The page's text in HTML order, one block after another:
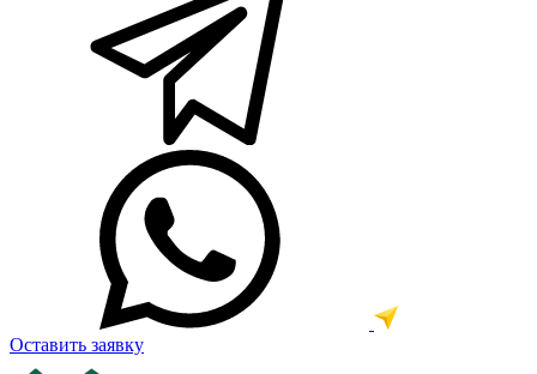
Оставить заявку